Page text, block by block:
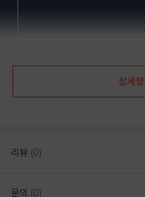
상세정
리뷰 (0)
문의 (0)